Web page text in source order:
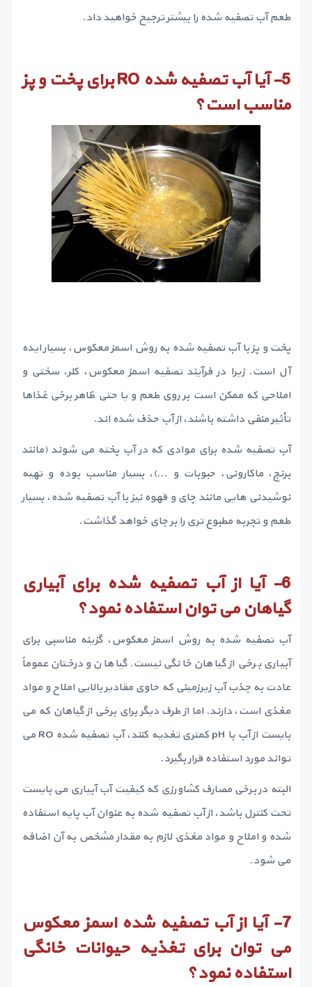
طعم آب تصفیه شده را بیشتر ترجیح خواهید داد.
5- آیا آب تصفیه شده ROبرای پخت و پز
مناسب است؟
پخت و پز با آب تصفیه شده به روش اسمز معکوس، بسیار ایده
آل است. زیرا در فرآیند تصفیه اسمز معکوس، کلر، سختی و
املاحی که ممکن است بر روی طعم و یا حتی ظاهر برخی غذاها
تأثیر منفی داشته باشند، از آب حذف شده اند.
آب تصفیه شده برای موادی که در آب پخته می شوند (مانند
برنج، ماکارونی، حبوبات و ...)، بسیار مناسب بوده و تهیه
نوشیدنی هایی مانند چای و قهوه نیز با آب تصفیه شده، بسیار
طعم و تجربه مطبوع تری را بر جای خواهد گذاشت.
6-
آیا از آب تصفیه شده برای آبیاری
گیاهان می توان استفاده نمود؟
آب تصفیه شده به روش اسمز معکوس، گزینه مناسبی برای
آبیاری برخی از گیاهان خانگی نیست. گیاهان و درختان عموماً
عادت به جذب آب زیرزمینی که حاوی مقادیر بالایی املاح و مواد
مغذی است، دارند. اما از طرف دیگر برای برخی از گیاهان که می
بایست از آب با pH کمتری تغدیه کنند، آب تصفیه شده RO می
تواند مورد استفاده قرار بگیرد.
البته در برخی مصارف کشاورزی که کیفیت آب آبیاری می بایست
تحت کنترل باشد، از آب تصفیه شده به عنوان آب پایه استفاده
شده و املاح و مواد مغذی لازم به مقدار مشخص به آن اضافه
می شود.
7- آیا از آب تصفیه شده اسمز معکوس
می توان برای تغذیه حیوانات خانگی
استفاده نمود؟